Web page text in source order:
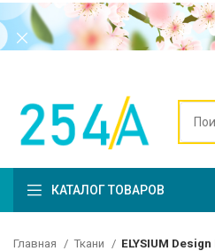
КАТАЛОГ ТОВАРОВ
Главная Ткани ELYSIUM